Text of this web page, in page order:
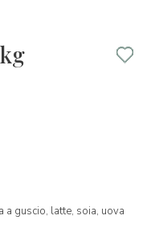
a guscio, latte, soia, uova